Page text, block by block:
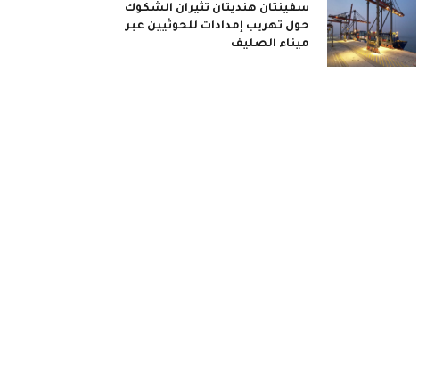
سفينتان هنديتان تثيران الشكوك
حول تهريب إمدادات للحوثيين عبر
ميناء الصليف